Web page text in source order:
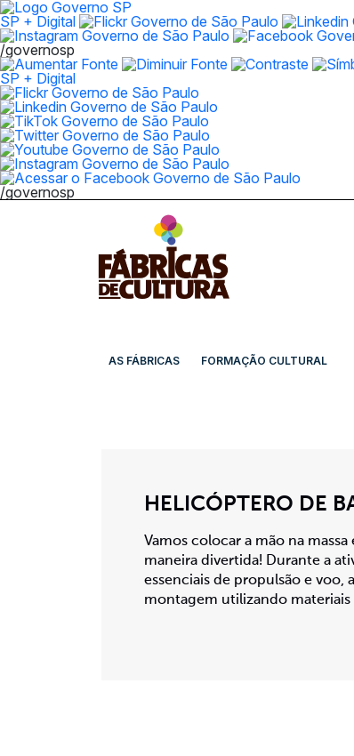
SP + Digital
/governosp
SP + Digital
/governosp
AS FÁBRICAS FORMAÇÃO CULTURAL
HELICÓPTERO DE
Vamos colocar a mão na
maneira divertida! Durante a
essenciais de propulsão e voo,
montagem utilizando materiais